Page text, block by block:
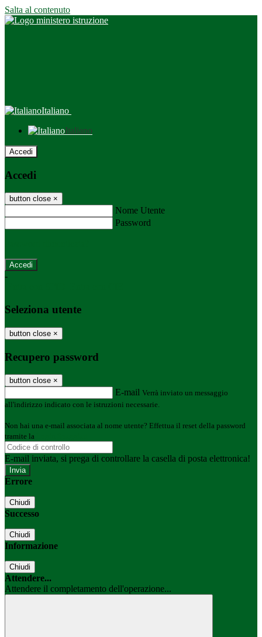
Salta al contenuto
Italiano
Italiano
Accedi
Accedi
button close ×
Nome Utente
Password
-
Seleziona utente
button close ×
Recupero password
button close ×
E-mail Verrà inviato un messaggio
all'indirizzo indicato con le istruzioni necessarie.
Non hai una e-mail associata al nome utente? Effettua il reset della password
tramite la
E-mail inviata, si prega di controllare la casella di posta elettronica!
Errore
Chiudi
Successo
Chiudi
Informazione
Chiudi
Attendere...
Attendere il completamento dell'operazione...